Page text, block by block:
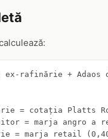
ex-rafinărie +
= cotația Platts
= marja angro a
= marja retail